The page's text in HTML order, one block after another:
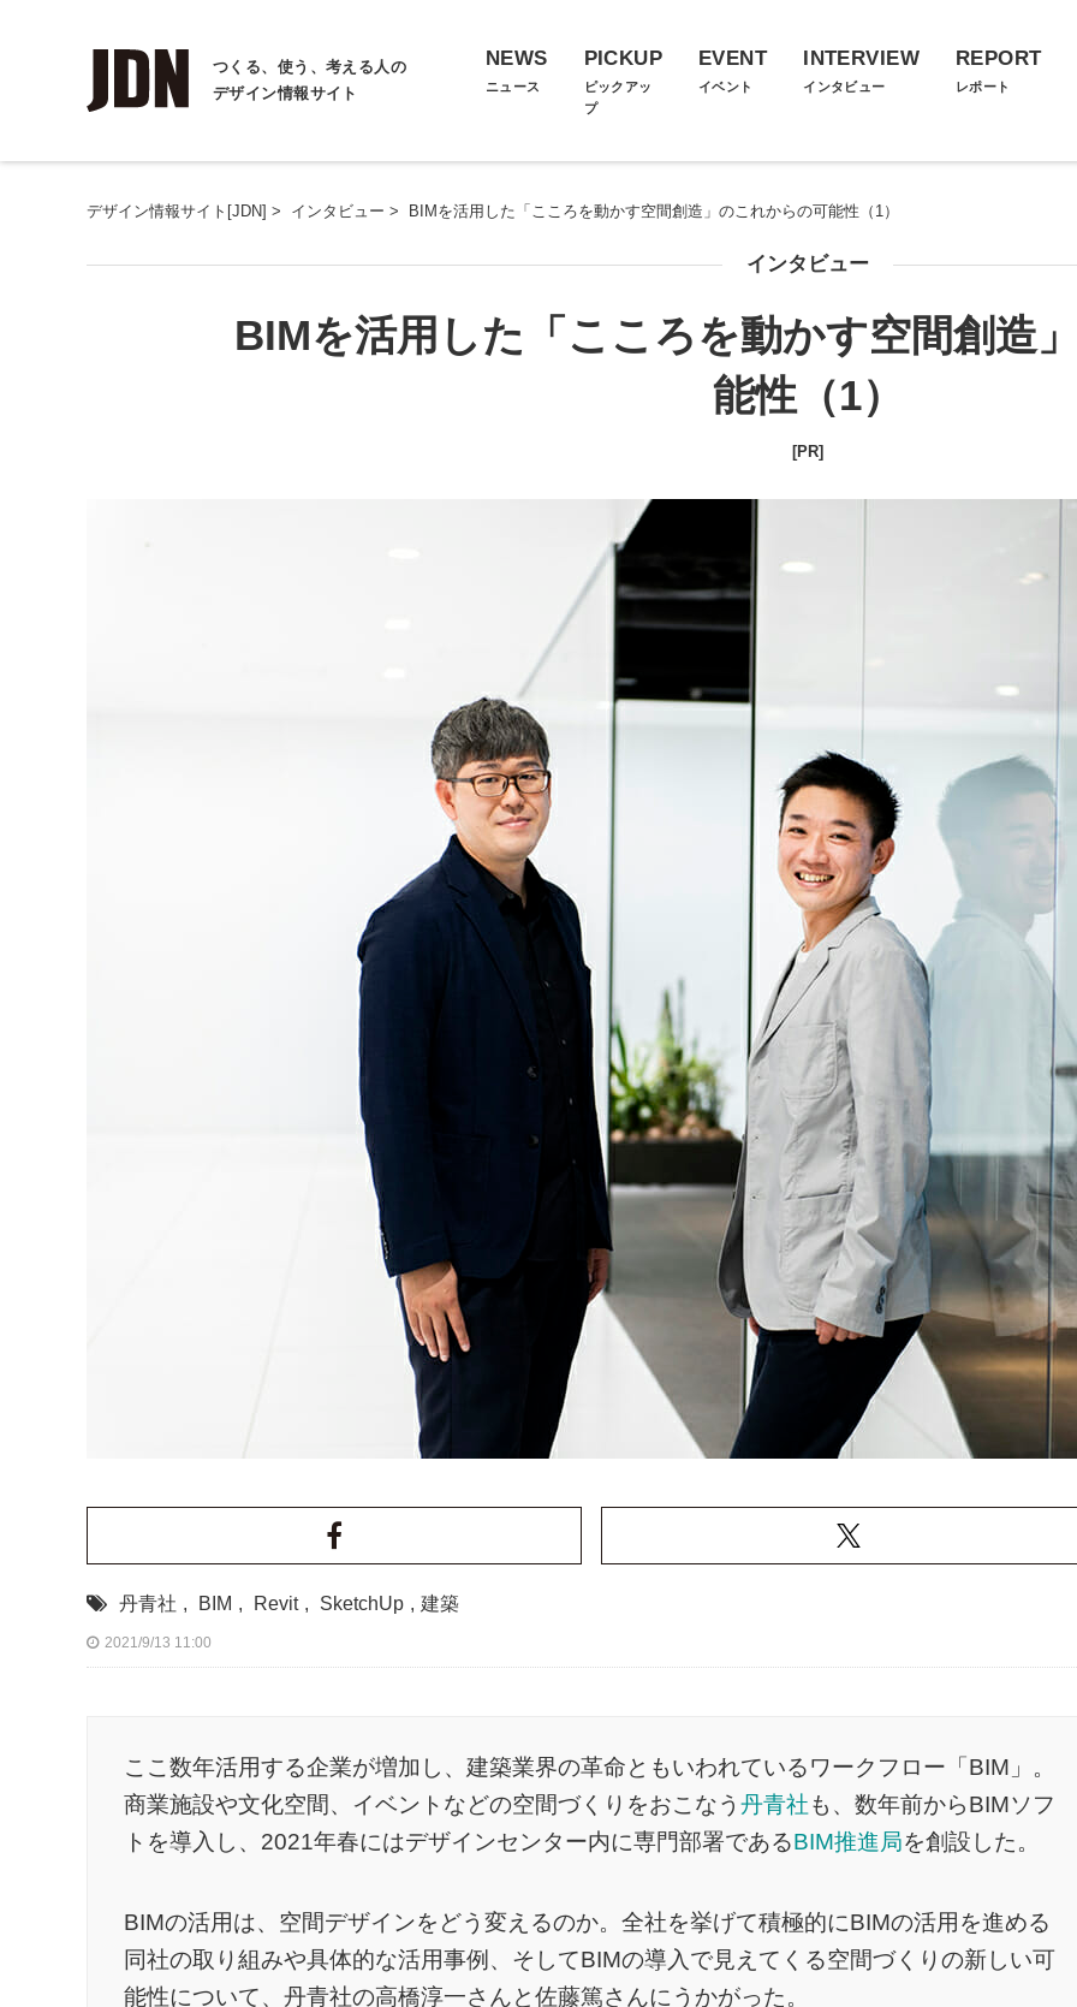
つくる、使う、考える人の
デザイン情報サイト
NEWS
ニュース
PICKUP
ピックアッ
プ
EVENT
イベント
INTERVIEW
インタビュー
REPORT
レポート
デザイン情報サイト[JDN] > インタビュー > BIMを活用した「こころを動かす空間創造」のこれからの可能性（1）
インタビュー
BIMを活用した「こころを動かす空間創造
能性（1）
[PR]
丹青社 , BIM , Revit , SketchUp , 建築
2021/9/13 11:00
ここ数年活用する企業が増加し、建築業界の革命ともいわれているワークフロー「BIM」。
商業施設や文化空間、イベントなどの空間づくりをおこなう 丹青社も、数年前からBIMソフ
トを導入し、2021年春にはデザインセンター内に専門部署であるBIM推進局を創設した。
BIMの活用は、空間デザインをどう変えるのか。全社を挙げて積極的にBIMの活用を進める
同社の取り組みや具体的な活用事例、そしてBIMの導入で見えてくる空間づくりの新しい可
能性について、丹青社の高橋淳一さんと佐藤篤さんにうかがった。